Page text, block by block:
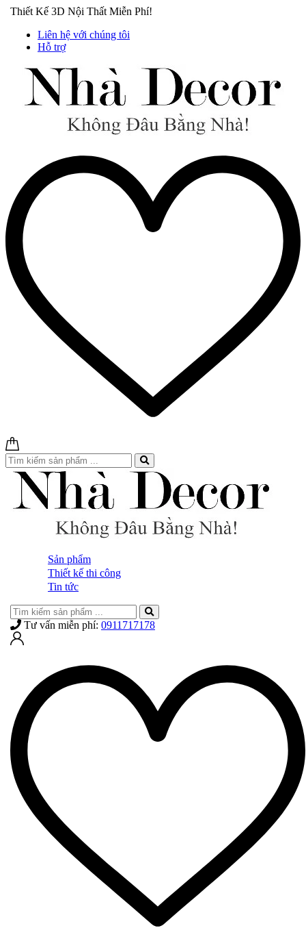
Thiết Kế 3D Nội Thất Miễn Phí!
Liên hệ với chúng tôi
Hỗ trợ
Sản phẩm
Thiết kế thi công
Tin tức
Tư vấn miễn phí: 0911717178